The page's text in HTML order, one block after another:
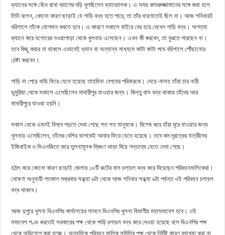
ভ্যানের সঙ্গে বেঁধে রাখা ব্যাগের দড়ি খুলছিলেন ভ্যানচালক। এ সময় কামরুজ্জামানের সঙ্গে কথা হলে
তিনি বলেন, কোনো কারণ ছাড়াই যে গাড়ি বন্ধ হতে পারে, তা তাঁর ধারণাতেই ছিল না। আজ শনিবারই
বরিশালে তাঁকে যোগদান করতে হবে। এ কারণে সকালে বাইরে বের হয়ে দেখেন গাড়ি বন্ধ। অগত্যা
ভ্যানে করে যশোরের নওয়াপাড়া থেকে খুলনায় এসেছেন। এখন কী করবেন, তা বুঝতে পারছেন না।
তবে কিছু করার না থাকলে এভাবেই ভ্যান বা অন্যান্য মাধ্যমে কাটা কাটা পথে বরিশালে পৌঁছানোর
চেষ্টা করবেন।
গাড়ি না পেয়ে বাড়ি ফিরে যেতে হয়েছে তাহমিনা বেগমের পরিবারকে। মেয়ে-মাসহ তাঁরা চার নারী
ডুমুরিয়া থেকে সকালে এসেছিলেন মাদারীপুর যাওয়ার জন্য। কিন্তু বাস বন্ধ থাকায় তাঁদের আর
মাদারীপুরে যাওয়া হয়নি।
সকাল থেকে এমনই বিপদে পড়তে দেখা গেছে শত শত মানুষকে। বিশেষ করে যাঁরা দূরে যাওয়ার জন্য
খুলনায় এসেছিলেন, তাঁদের বেশির ভাগকেই আবার ফিরে যেতে হয়েছে। তবে কম দূরত্বের যাত্রীদের
ইজিবাইক ও সিএনজিতে করে তুলনামূলক দ্বিগুণ ভাড়া দিয়ে গন্তব্যে যেতে দেখা গেছে।
হঠাৎ করে কোনো কারণ ছাড়াই জেলার ১৮টি রুটের বাস চলাচল বন্ধ করে দিয়েছেন পরিবহনমালিকেরা।
ঘোষণা অনুযায়ী গতকাল শুক্রবার সন্ধ্যা ৬টা থেকে আজ শনিবার সন্ধ্যা ৬টা পর্যন্ত ওই পরিবহন চলাচল
বন্ধ থাকবে।
আজ দুপুরে খুলনা বিএনপির কার্যালয়ের সামনে বিএনপির খুলনা বিভাগীয় মহাসমাবেশ হবে। ওই
সমাবেশ পণ্ড করতেই সরকারের পক্ষ থেকে গাড়ি চলাচল বন্ধ করে দেওয়া হয়েছে বলে বিএনপির পক্ষ
থেকে অভিযোগ করা হচ্ছে। অন্যদিকে পরিবহন মালিক সমিতির পক্ষ থেকে নির্দিষ্ট কারণ ব্যাখ্যা করা না